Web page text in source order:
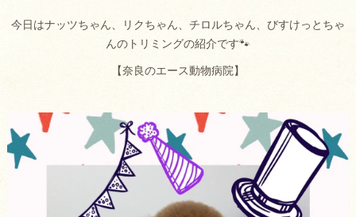
今日はナッツちゃん、リクちゃん、チロルちゃん、びすけっとちゃ
んのトリミングの紹介です🐾
【奈良のエース動物病院】